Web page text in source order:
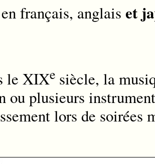
français, anglais et
le XIXesiècle, la
ou plusieurs
lors de soirées